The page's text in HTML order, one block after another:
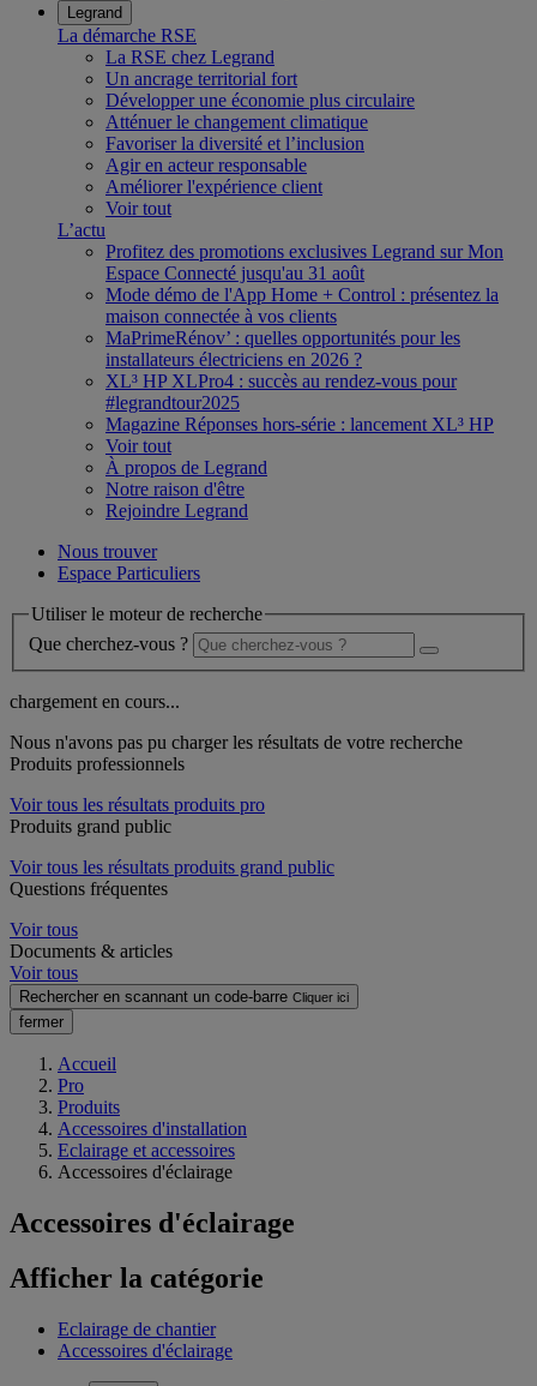
Legrand
La démarche RSE
La RSE chez Legrand
Un ancrage territorial fort
Développer une économie plus circulaire
Atténuer le changement climatique
Favoriser la diversité et l’inclusion
Agir en acteur responsable
Améliorer l'expérience client
Voir tout
L’actu
Profitez des promotions exclusives Legrand sur Mon
Espace Connecté jusqu'au 31 août
Mode démo de l'App Home + Control : présentez la
maison connectée à vos clients
MaPrimeRénov’ : quelles opportunités pour les
installateurs électriciens en 2026 ?
XL³ HP XLPro4 : succès au rendez-vous pour
#legrandtour2025
Magazine Réponses hors-série : lancement XL³ HP
Voir tout
À propos de Legrand
Notre raison d'être
Rejoindre Legrand
Nous trouver
Espace Particuliers
Utiliser le moteur de recherche
Que cherchez-vous ?
chargement en cours...
Nous n'avons pas pu charger les résultats de votre recherche
Produits professionnels
Voir tous les résultats produits pro
Produits grand public
Voir tous les résultats produits grand public
Questions fréquentes
Voir tous
Documents & articles
Voir tous
Rechercher en scannant un code-barre Cliquer ici
fermer
Accueil
Pro
Produits
Accessoires d'installation
Eclairage et accessoires
Accessoires d'éclairage
Accessoires d'éclairage
Afficher la catégorie
Eclairage de chantier
Accessoires d'éclairage